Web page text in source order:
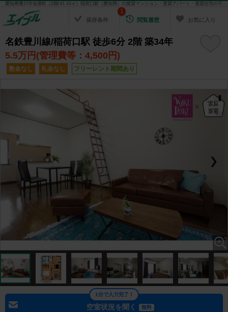
愛知県豊川市金屋町（2階/41.43㎡）稲荷口駅（愛知県）の賃貸マンション・賃貸アパート・賃貸住宅の不動産情報を検索！ 不動産賃貸の物件探しは、お部屋探しのエイブル
保存条件 閲覧履歴
1
お気に入り
名鉄豊川線/稲荷口駅 徒歩6分 2階 築34年
5.5万円(管理費等：4,500円)
敷金なし 礼金なし フリーレント期間あり
空室状況を聞く 無料
1分で入力完了！